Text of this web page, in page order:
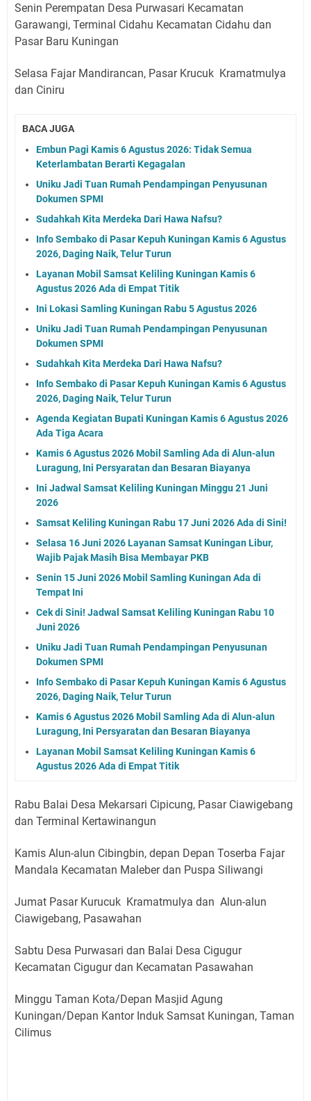
Senin Perempatan Desa Purwasari Kecamatan
Garawangi, Terminal Cidahu Kecamatan Cidahu dan
Pasar Baru Kuningan
Selasa Fajar Mandirancan, Pasar Krucuk Kramatmulya
dan Ciniru
BACA JUGA
Embun Pagi Kamis 6 Agustus 2026: Tidak Semua
Keterlambatan Berarti Kegagalan
Uniku Jadi Tuan Rumah Pendampingan Penyusunan
Dokumen SPMI
Sudahkah Kita Merdeka Dari Hawa Nafsu?
Info Sembako di Pasar Kepuh Kuningan Kamis 6 Agustus
2026, Daging Naik, Telur Turun
Layanan Mobil Samsat Keliling Kuningan Kamis 6
Agustus 2026 Ada di Empat Titik
Ini Lokasi Samling Kuningan Rabu 5 Agustus 2026
Uniku Jadi Tuan Rumah Pendampingan Penyusunan
Dokumen SPMI
Sudahkah Kita Merdeka Dari Hawa Nafsu?
Info Sembako di Pasar Kepuh Kuningan Kamis 6 Agustus
2026, Daging Naik, Telur Turun
Agenda Kegiatan Bupati Kuningan Kamis 6 Agustus 2026
Ada Tiga Acara
Kamis 6 Agustus 2026 Mobil Samling Ada di Alun-alun
Luragung, Ini Persyaratan dan Besaran Biayanya
Ini Jadwal Samsat Keliling Kuningan Minggu 21 Juni
2026
Samsat Keliling Kuningan Rabu 17 Juni 2026 Ada di Sini!
Selasa 16 Juni 2026 Layanan Samsat Kuningan Libur,
Wajib Pajak Masih Bisa Membayar PKB
Senin 15 Juni 2026 Mobil Samling Kuningan Ada di
Tempat Ini
Cek di Sini! Jadwal Samsat Keliling Kuningan Rabu 10
Juni 2026
Uniku Jadi Tuan Rumah Pendampingan Penyusunan
Dokumen SPMI
Info Sembako di Pasar Kepuh Kuningan Kamis 6 Agustus
2026, Daging Naik, Telur Turun
Kamis 6 Agustus 2026 Mobil Samling Ada di Alun-alun
Luragung, Ini Persyaratan dan Besaran Biayanya
Layanan Mobil Samsat Keliling Kuningan Kamis 6
Agustus 2026 Ada di Empat Titik
Rabu Balai Desa Mekarsari Cipicung, Pasar Ciawigebang
dan Terminal Kertawinangun
Kamis Alun-alun Cibingbin, depan Depan Toserba Fajar
Mandala Kecamatan Maleber dan Puspa Siliwangi
Jumat Pasar Kurucuk Kramatmulya dan Alun-alun
Ciawigebang, Pasawahan
Sabtu Desa Purwasari dan Balai Desa Cigugur
Kecamatan Cigugur dan Kecamatan Pasawahan
Minggu Taman Kota/Depan Masjid Agung
Kuningan/Depan Kantor Induk Samsat Kuningan, Taman
Cilimus